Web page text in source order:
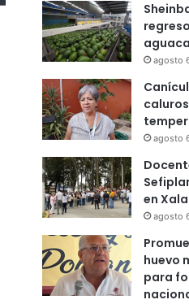
agosto
agosto
en
agosto
huevo
para